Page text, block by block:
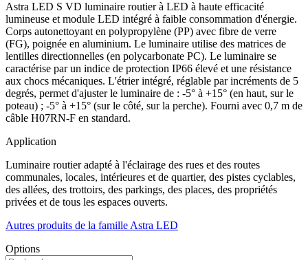
Astra LED S VD luminaire routier à LED à haute efficacité
lumineuse et module LED intégré à faible consommation d'énergie.
Corps autonettoyant en polypropylène (PP) avec fibre de verre
(FG), poignée en aluminium. Le luminaire utilise des matrices de
lentilles directionnelles (en polycarbonate PC). Le luminaire se
caractérise par un indice de protection IP66 élevé et une résistance
aux chocs mécaniques. L'étrier intégré, réglable par incréments de 5
degrés, permet d'ajuster le luminaire de : -5° à +15° (en haut, sur le
poteau) ; -5° à +15° (sur le côté, sur la perche). Fourni avec 0,7 m de
câble H07RN-F en standard.
Application
Luminaire routier adapté à l'éclairage des rues et des routes
communales, locales, intérieures et de quartier, des pistes cyclables,
des allées, des trottoirs, des parkings, des places, des propriétés
privées et de tous les espaces ouverts.
Autres produits de la famille Astra LED
Options